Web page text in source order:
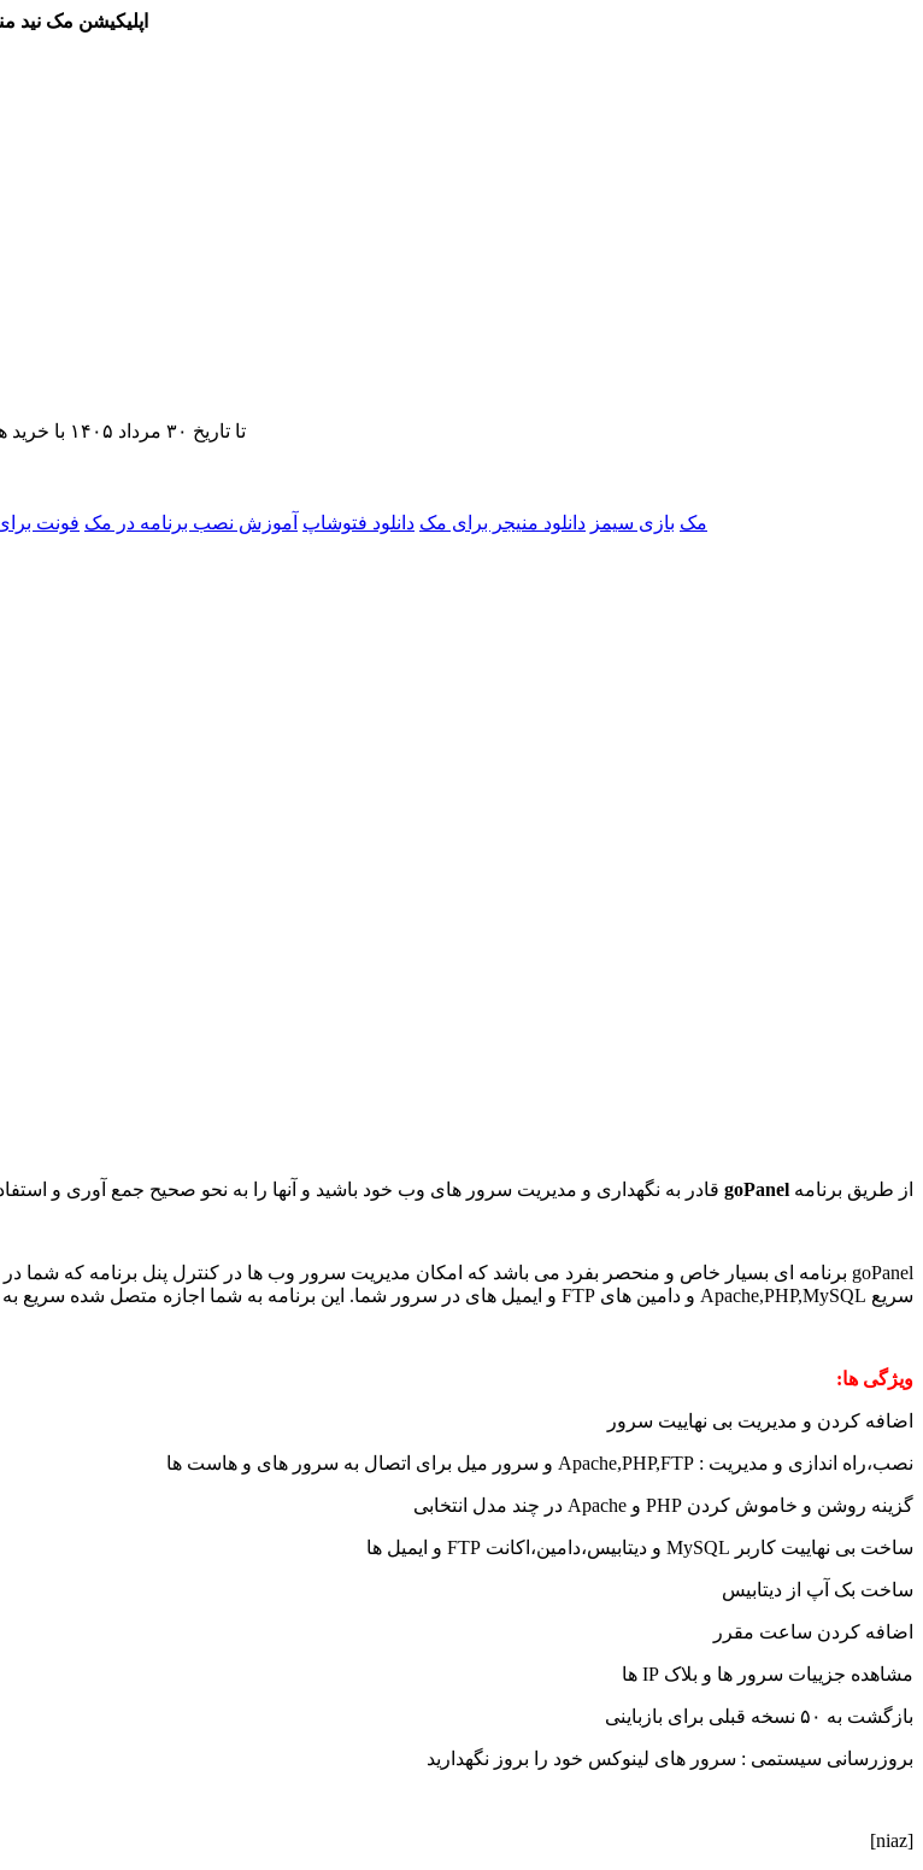
اپلیکیشن مک نید
تا تاریخ ۳۰ مرداد ۱۴۰۵ با خرید هر گیفت‌کارت، ۲۰ درصد تخفیف اشتراک اپ‌استور مک نید را دریافت کنید.
برنامه‌های Adobe مک بازی سیمز دانلود منیجر برای مک دانلود فتوشاپ آموزش نصب برنامه در مک فونت
از طریق برنامه goPanel قادر به نگهداری و مدیریت سرور های وب خود باشید و آنها را به نحو صحیح جمع آوری و
سریع Apache,PHP,MySQL و دامین های FTP و ایمیل های در سرور شما. این برنامه به شما اجازه متصل شده سریع به متصل شدن بینهایت سرور های لینوکس را می دهد.
ویژگی ها:
اضافه کردن و مدیریت بی نهاییت سرور
نصب،راه اندازی و مدیریت : Apache,PHP,FTP و سرور میل برای اتصال به سرور های و هاست ها
گزینه روشن و خاموش کردن PHP و Apache در چند مدل انتخابی
ساخت بی نهاییت کاربر MySQL و دیتابیس،دامین،اکانت FTP و ایمیل ها
ساخت بک آپ از دیتابیس
اضافه کردن ساعت مقرر
مشاهده جزییات سرور ها و بلاک IP ها
بازگشت به ۵۰ نسخه قبلی برای بازباینی
بروزرسانی سیستمی : سرور های لینوکس خود را بروز نگهدارید
[niaz]